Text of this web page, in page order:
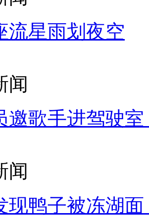
流星雨划夜空
闻
邀歌手进驾驶
闻
现鸭子被冻湖